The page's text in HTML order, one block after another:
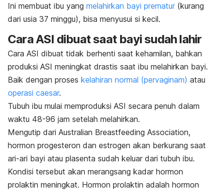
Ini membuat ibu yang melahirkan bayi prematur (kurang
dari usia 37 minggu), bisa menyusui si kecil.
Cara ASI dibuat saat bayi sudah lahir
Cara ASI dibuat tidak berhenti saat kehamilan, bahkan
produksi ASI meningkat drastis saat ibu melahirkan bayi.
Baik dengan proses kelahiran normal (pervaginam) atau
operasi caesar.
Tubuh ibu mulai memproduksi ASI secara penuh dalam
waktu 48-96 jam setelah melahirkan.
Mengutip dari Australian Breastfeeding Association,
hormon progesteron dan estrogen akan berkurang saat
ari-ari bayi atau plasenta sudah keluar dari tubuh ibu.
Kondisi tersebut akan merangsang kadar hormon
prolaktin meningkat. Hormon prolaktin adalah hormon